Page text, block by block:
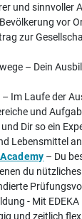
und sinnvoller
vor
zur
– Dein
Im Laufe der
und
Dir so ein
Lebensmittel
– Du
du
- Mit
und zeitlich